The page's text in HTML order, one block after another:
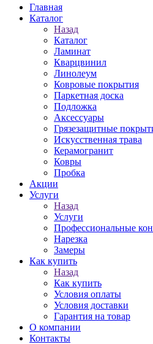
Главная
Каталог
Назад
Каталог
Ламинат
Кварцвинил
Линолеум
Ковровые покрытия
Паркетная доска
Подложка
Аксессуары
Грязезащитные
Искусственная трава
Керамогранит
Ковры
Пробка
Акции
Услуги
Назад
Услуги
Профессиональные
Нарезка
Замеры
Как купить
Назад
Как купить
Условия оплаты
Условия доставки
Гарантия на товар
О компании
Контакты